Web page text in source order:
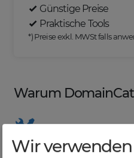
Warum
Nützliche Tools
Günstige Preise
Praktische Tools
*) Preise exkl. MWSt falls
Wir verwenden